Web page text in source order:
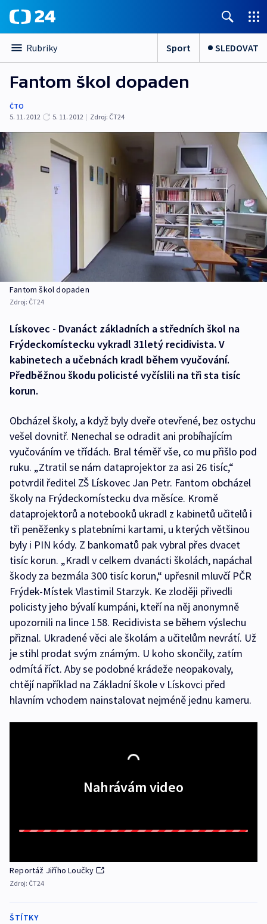
Rubriky Sport SLEDOVAT
Fantom škol dopaden
ČTO
5. 11. 2012
5. 11. 2012 | Zdroj: ČT24
Fantom škol dopaden
Zdroj: ČT24
Lískovec - Dvanáct základních a středních škol na
Frýdeckomístecku vykradl 31letý recidivista. V
kabinetech a učebnách kradl během vyučování.
Předběžnou škodu policisté vyčíslili na tři sta tisíc
korun.
Obcházel školy, a když byly dveře otevřené, bez ostychu
vešel dovnitř. Nenechal se odradit ani probíhajícím
vyučováním ve třídách. Bral téměř vše, co mu přišlo pod
ruku. „Ztratil se nám dataprojektor za asi 26 tisíc,“
potvrdil ředitel ZŠ Lískovec Jan Petr. Fantom obcházel
školy na Frýdeckomístecku dva měsíce. Kromě
dataprojektorů a notebooků ukradl z kabinetů učitelů i
tři peněženky s platebními kartami, u kterých většinou
byly i PIN kódy. Z bankomatů pak vybral přes dvacet
tisíc korun. „Kradl v celkem dvanácti školách, napáchal
škody za bezmála 300 tisíc korun,“ upřesnil mluvčí PČR
Frýdek-Místek Vlastimil Starzyk. Ke zloději přivedli
policisty jeho bývalí kumpáni, kteří na něj anonymně
upozornili na lince 158. Recidivista se během výslechu
přiznal. Ukradené věci ale školám a učitelům nevrátí. Už
je stihl prodat svým známým. U koho skončily, zatím
odmítá říct. Aby se podobné krádeže neopakovaly,
chtějí například na Základní škole v Lískovci před
hlavním vchodem nainstalovat nejméně jednu kameru.
Nahrávám video
Reportáž Jiřího Loučky
Zdroj: ČT24
ŠTÍTKY